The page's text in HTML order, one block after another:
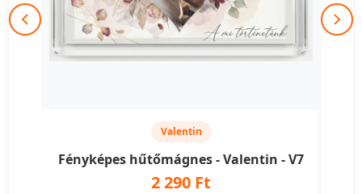
Valentin
Fényképes hűtőmágnes - Valentin - V7
2 290 Ft